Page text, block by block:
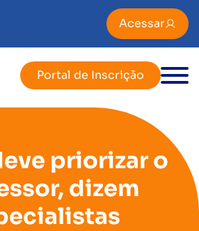
Acessar
Portal de Inscrição
priorizar o
dizem